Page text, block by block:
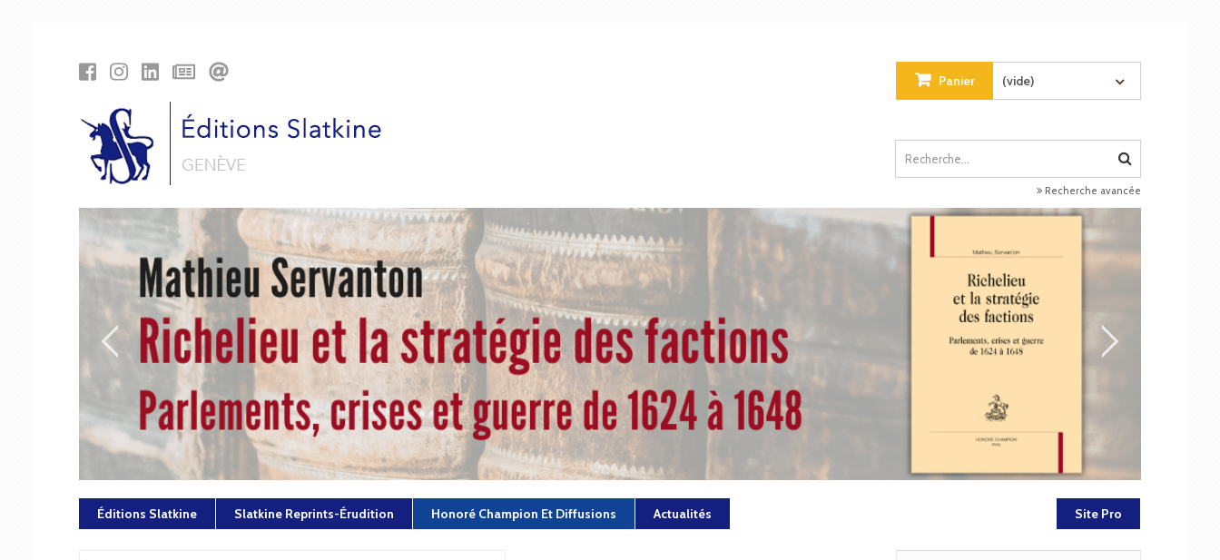
Panier (vide)
Recherche avancée
Éditions Slatkine Slatkine Reprints-Érudition Honoré Champion Et Diffusions Actualités Site Pro